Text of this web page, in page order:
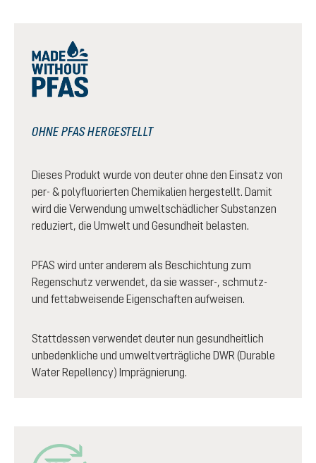
OHNE PFAS HERGESTELLT
Dieses Produkt wurde von deuter ohne den Einsatz von
per- & polyfluorierten Chemikalien hergestellt. Damit
wird die Verwendung umweltschädlicher Substanzen
reduziert, die Umwelt und Gesundheit belasten.
PFAS wird unter anderem als Beschichtung zum
Regenschutz verwendet, da sie wasser-, schmutz-
und fettabweisende Eigenschaften aufweisen.
Stattdessen verwendet deuter nun gesundheitlich
unbedenkliche und umweltverträgliche DWR (Durable
Water Repellency) Imprägnierung.